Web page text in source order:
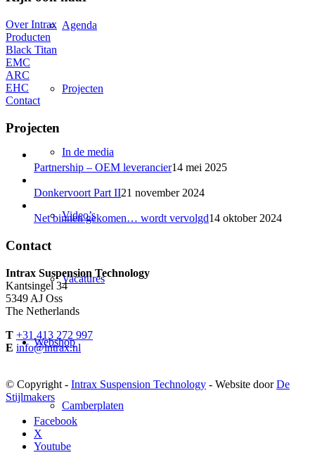
Agenda
Projecten
In de media
Video’s
Vacatures
Webshop
Camberplaten
Over Intrax
Producten
Black Titan
EMC
ARC
EHC
Contact
Projecten
Partnership – OEM leverancier14 mei 2025
Donkervoort Part II21 november 2024
Net binnen gekomen… wordt vervolgd14 oktober 2024
Contact
Intrax Suspension Technology
Kantsingel 34
5349 AJ Oss
The Netherlands
T +31 413 272 997
E info@intrax.nl
© Copyright - Intrax Suspension Technology - Website doorDe
Stijlmakers
Facebook
X
Youtube